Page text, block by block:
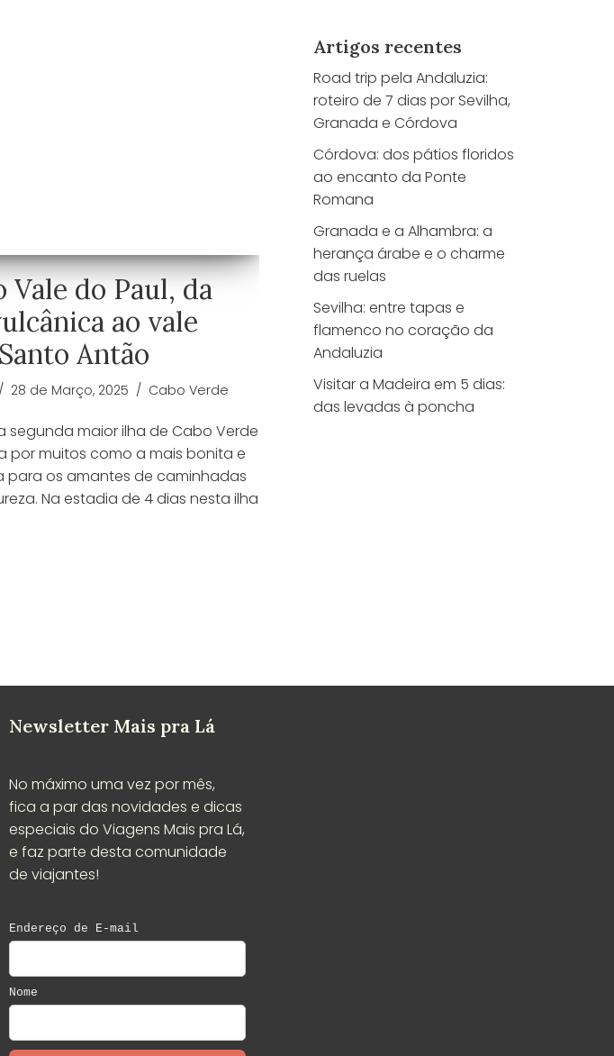
do Paul, da
ao vale
Antão
28 de Março, 2025 Cabo Verde
segunda maior ilha de Cabo Verde
por muitos como a mais bonita e
para os amantes de caminhadas
Na estadia de 4 dias nesta ilha
Artigos recentes
Road trip pela Andaluzia:
roteiro de 7 dias por Sevilha,
Granada e Córdova
Córdova: dos pátios floridos
ao encanto da Ponte
Romana
Granada e a Alhambra: a
herança árabe e o charme
das ruelas
Sevilha: entre tapas e
flamenco no coração da
Andaluzia
Visitar a Madeira em 5 dias:
das levadas à poncha
Newsletter Mais pra Lá
No máximo uma vez por mês,
fica a par das novidades e dicas
especiais do Viagens Mais pra Lá,
e faz parte desta comunidade
de viajantes!